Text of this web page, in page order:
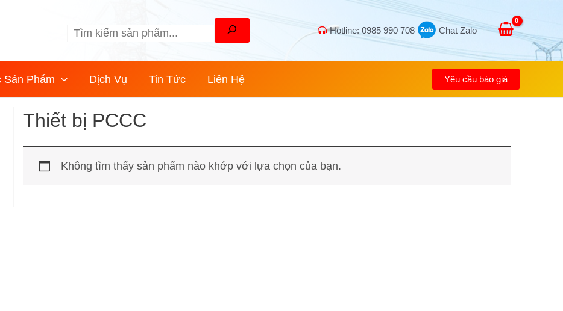
Hotline: 0985 990 708 Chat Zalo
Sản Phẩm Dịch Vụ Tin Tức Liên Hệ Yêu cầu báo giá
Thiết bị PCCC
Không tìm thấy sản phẩm nào khớp với lựa chọn của bạn.